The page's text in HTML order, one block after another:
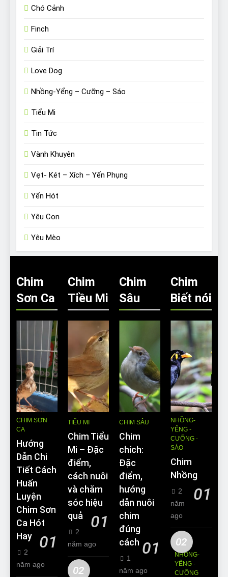
Chó Cảnh
Finch
Giải Trí
Love Dog
Nhồng-Yểng – Cưỡng – Sáo
Tiểu Mi
Tin Tức
Vành Khuyên
Vẹt- Két – Xích – Yến Phụng
Yến Hót
Yêu Con
Yêu Mèo
Chim
Sơn Ca
CHIM SƠN
CA
Hướng
Dẫn Chi
Tiết Cách
Huấn
Luyện
Chim Sơn
Ca Hót
Hay
01
2
năm ago
Chim
Tiều Mi
TIỂU MI
Chim Tiểu
Mi – Đặc
điểm,
cách nuôi
và chăm
sóc hiệu
quả
01
2
năm ago
02
Chim
Sâu
CHIM SÂU
Chim
chích:
Đặc
điểm,
hướng
dẫn nuôi
chim
đúng
cách 01
1
năm ago
Chim
Biết nói
NHỒNG-
YỂNG -
CƯỠNG -
SÁO
Chim
Nhồng
01
2
năm
ago
02
NHỒNG-
YỂNG -
CƯỠNG